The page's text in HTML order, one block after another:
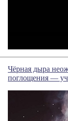
Чёрная дыра
поглощения —